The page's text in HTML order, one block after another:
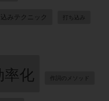
みテクニック 打ち込み
化 作詞のメソッド